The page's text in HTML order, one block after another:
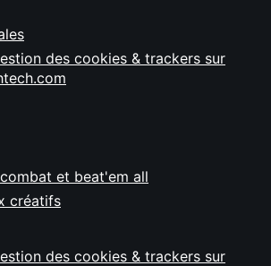
des cookies & trackers sur
et beat'em all
créatifs
des cookies & trackers sur